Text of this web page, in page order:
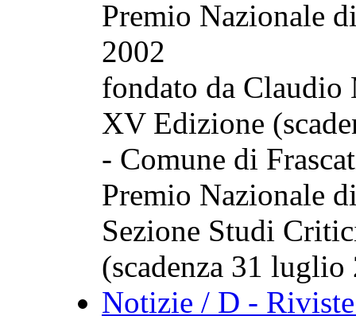
Premio Nazionale
2002
fondato da Claudio
XV Edizione
- Comune di
Premio Nazionale
Sezione Studi
(scadenza 31 luglio
Notizie / D -